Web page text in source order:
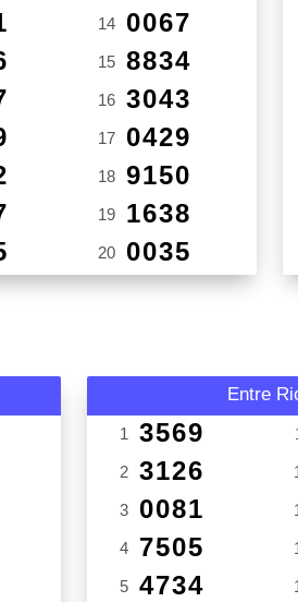
14 0067
15 8834
16 3043
17 0429
18 9150
19 1638
20 0035
Entre
1 3569
2 3126
3 0081
4 7505
5 4734